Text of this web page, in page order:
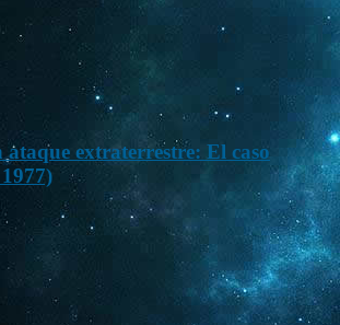
extraterrestre: El caso